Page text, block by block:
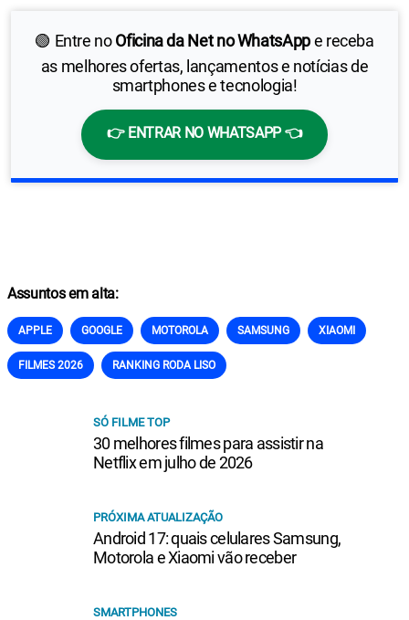
🟢 Entre noOficina da Net no WhatsAppe receba
as melhores ofertas, lançamentos e notícias de
smartphones e tecnologia!
👉 ENTRAR NO WHATSAPP 👈
Assuntos em alta:
APPLE GOOGLE MOTOROLA SAMSUNG XIAOMI
FILMES 2026 RANKING RODA LISO
SÓ FILME TOP
30 melhores filmes para assistir na
Netflix em julho de 2026
PRÓXIMA ATUALIZAÇÃO
Android 17: quais celulares Samsung,
Motorola e Xiaomi vão receber
SMARTPHONES